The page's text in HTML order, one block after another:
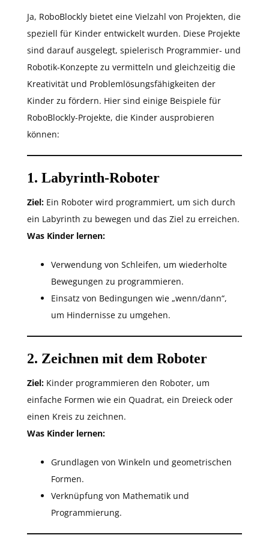
Ja, RoboBlockly bietet eine Vielzahl von Projekten, die
speziell für Kinder entwickelt wurden. Diese Projekte
sind darauf ausgelegt, spielerisch Programmier- und
Robotik-Konzepte zu vermitteln und gleichzeitig die
Kreativität und Problemlösungsfähigkeiten der
Kinder zu fördern. Hier sind einige Beispiele für
RoboBlockly-Projekte, die Kinder ausprobieren
können:
1. Labyrinth-Roboter
Ziel: Ein Roboter wird programmiert, um sich durch
ein Labyrinth zu bewegen und das Ziel zu erreichen.
Was Kinder lernen:
Verwendung von Schleifen, um wiederholte
Bewegungen zu programmieren.
Einsatz von Bedingungen wie „wenn/dann“,
um Hindernisse zu umgehen.
2. Zeichnen mit dem Roboter
Ziel: Kinder programmieren den Roboter, um
einfache Formen wie ein Quadrat, ein Dreieck oder
einen Kreis zu zeichnen.
Was Kinder lernen:
Grundlagen von Winkeln und geometrischen
Formen.
Verknüpfung von Mathematik und
Programmierung.